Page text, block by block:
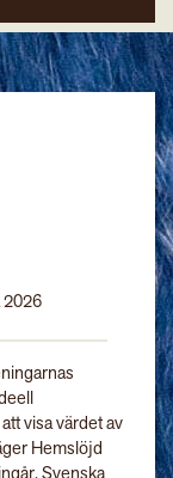
visa värdet av
Hemslöjd